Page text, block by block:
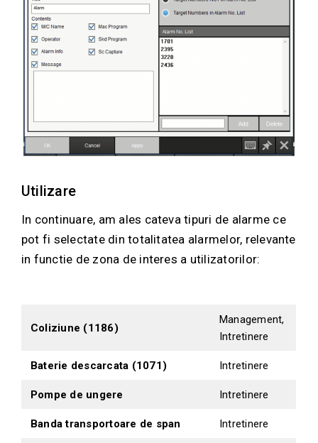
Utilizare
In continuare, am ales cateva tipuri de alarme ce
pot fi selectate din totalitatea alarmelor, relevante
in functie de zona de interes a utilizatorilor:
Coliziune (1186)
Management,
Intretinere
Baterie descarcata (1071) Intretinere
Pompe de ungere Intretinere
Banda transportoare de span Intretinere